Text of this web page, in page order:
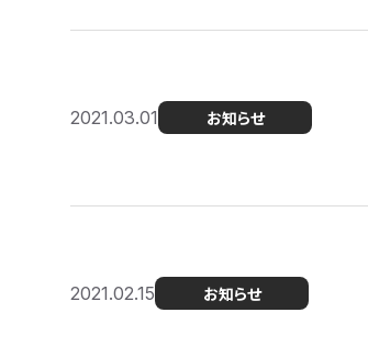
2021.03.01 お知らせ
2021.02.15 お知らせ